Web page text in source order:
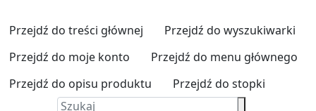
Przejdź do treści głównej
Przejdź do wyszukiwarki
Przejdź do moje konto
Przejdź do menu głównego
Przejdź do opisu produktu
Przejdź do stopki